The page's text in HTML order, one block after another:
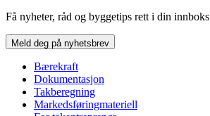
Få nyheter, råd og byggetips rett i din innboks
Meld deg på nyhetsbrev
Bærekraft
Dokumentasjon
Takberegning
Markedsføringmateriell